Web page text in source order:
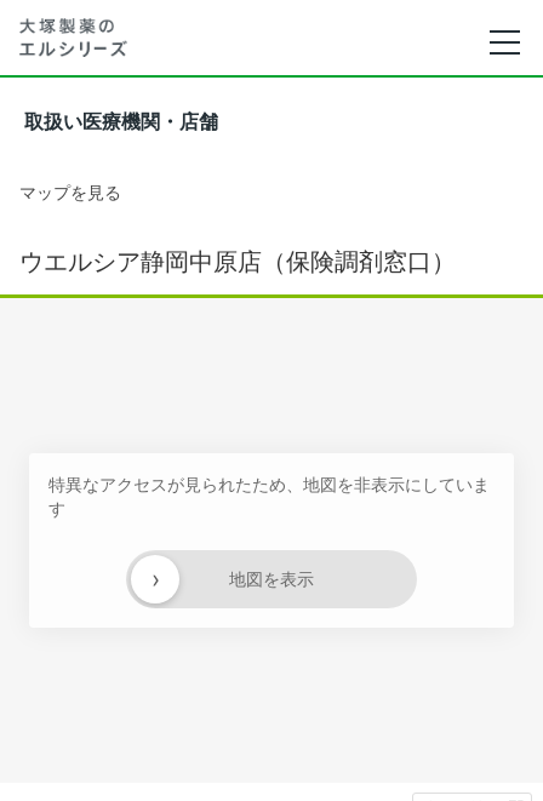
取扱い医療機関・店舗
マップを見る
ウエルシア静岡中原店（保険調剤窓口）
特異なアクセスが見られたため、地図を非表示にしていま
す
地図を表示
›